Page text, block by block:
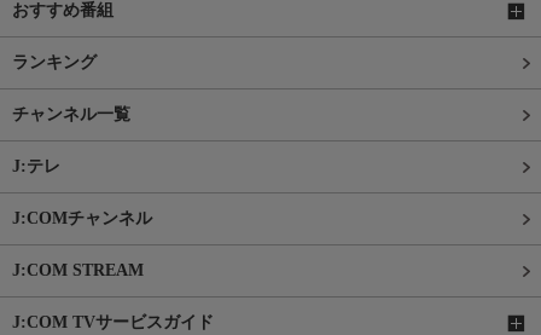
おすすめ番組
ランキング
チャンネル一覧
J:テレ
J:COMチャンネル
J:COM STREAM
J:COM TVサービスガイド